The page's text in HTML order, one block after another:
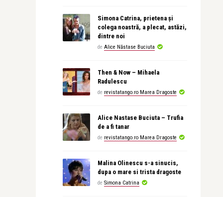
Simona Catrina, prietena și
colega noastră, a plecat, astăzi,
dintre noi
de Alice Năstase Buciuta
Then & Now – Mihaela
Radulescu
de revistatango.ro Marea Dragoste
Alice Nastase Buciuta – Trufia
de a fi tanar
de revistatango.ro Marea Dragoste
Malina Olinescu s-a sinucis,
dupa o mare si trista dragoste
de Simona Catrina